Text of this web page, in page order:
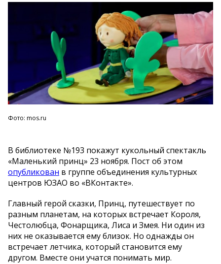
Фото: mos.ru
В библиотеке №193 покажут кукольный спектакль
«Маленький принц» 23 ноября. Пост об этом
опубликован в группе объединения культурных
центров ЮЗАО во «ВКонтакте».
Главный герой сказки, Принц, путешествует по
разным планетам, на которых встречает Короля,
Честолюбца, Фонарщика, Лиса и Змея. Ни один из
них не оказывается ему близок. Но однажды он
встречает летчика, который становится ему
другом. Вместе они учатся понимать мир.